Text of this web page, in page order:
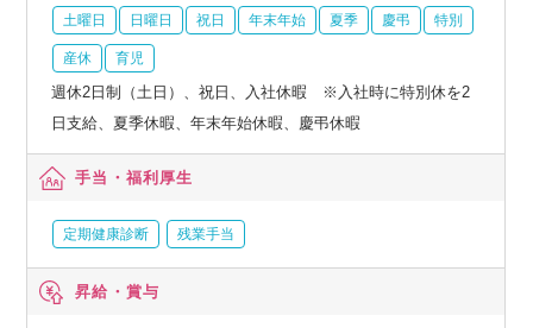
土曜日 日曜日 祝日 年末年始 夏季 慶弔 特別
産休 育児
週休2日制（土日）、祝日、入社休暇 ※入社時に特別休を2
日支給、夏季休暇、年末年始休暇、慶弔休暇
手当・福利厚生
定期健康診断 残業手当
昇給・賞与